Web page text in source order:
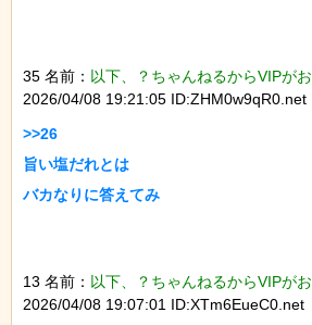
35 名前： 以下、？ちゃんねるからVIPが
2026/04/08 19:21:05 ID:ZHM0w9qR0.net
>>26
旨い塩だれとは
バカなりに答えてみ
13 名前： 以下、？ちゃんねるからVIPが
2026/04/08 19:07:01 ID:XTm6EueC0.net